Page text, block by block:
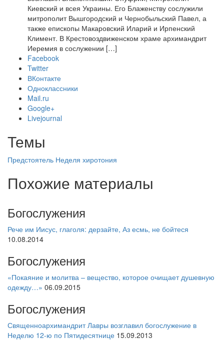
Киевский и всея Украины. Его Блаженству сослужили
митрополит Вышгородский и Чернобыльский Павел, а
также епископы Макаровский Иларий и Ирпенский
Климент. В Крестовоздвиженском храме архимандрит
Иеремия в сослужении […]
Facebook
Twitter
ВКонтакте
Одноклассники
Mail.ru
Google+
Livejournal
Темы
Предстоятель Неделя хиротония
Похожие материалы
Богослужения
Рече им Иисус, глаголя: дерзайте, Аз есмь, не бойтеся
10.08.2014
Богослужения
«Покаяние и молитва – вещество, которое очищает душевную
одежду…» 06.09.2015
Богослужения
Священноархимандрит Лавры возглавил богослужение в
Неделю 12-ю по Пятидесятнице 15.09.2013